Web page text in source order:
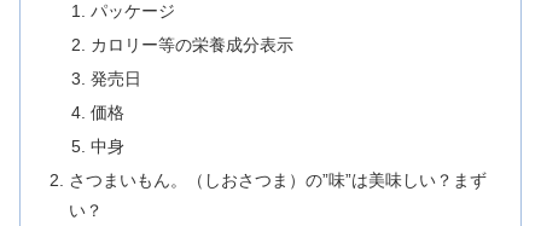
パッケージ
カロリー等の栄養成分表示
発売日
価格
中身
さつまいもん。（しおさつま）の”味”は美味しい？まず
い？